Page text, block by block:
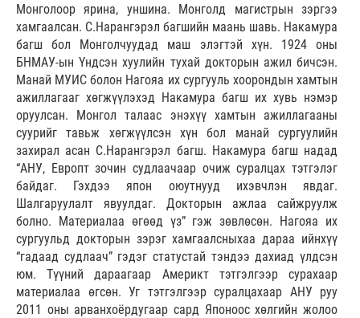
Монголоор ярина, уншина. Монголд магистрын зэргээ
хамгаалсан. С.Нарангэрэл багшийн маань шавь. Накамура
багш бол Монголчуудад маш элэгтэй хүн. 1924 оны
БНМАУ-ын Үндсэн хуулийн тухай докторын ажил бичсэн.
Манай МУИС болон Нагояа их сургууль хоорондын хамтын
ажиллагааг хөгжүүлэхэд Накамура багш их хувь нэмэр
оруулсан. Монгол талаас энэхүү хамтын ажиллагааны
суурийг тавьж хөгжүүлсэн хүн бол манай сургуулийн
захирал асан С.Нарангэрэл багш. Накамура багш надад
“АНУ, Европт зочин судлаачаар очиж суралцах тэтгэлэг
байдаг. Гэхдээ япон оюутнууд ихэвчлэн явдаг.
Шалгаруулалт явуулдаг. Докторын ажлаа сайжруулж
болно. Материалаа өгөөд үз” гэж зөвлөсөн. Нагояа их
сургуульд докторын зэрэг хамгаалсныхаа дараа ийнхүү
“гадаад судлаач” гэдэг статустай тэндээ дахиад үлдсэн
юм. Түүний дараагаар Америкт тэтгэлгээр сурахаар
материалаа өгсөн. Уг тэтгэлгээр суралцахаар АНУ руу
2011 оны арванхоёрдугаар сард Японоос хөлгийн жолоо